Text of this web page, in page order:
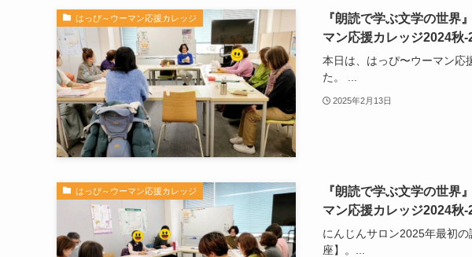
はっぴ～ウーマン応援カレッジ
『朗読で学ぶ文学の世界
マン応援カレッジ2024秋-
本日は、はっぴ〜ウーマン応
た。 ​...
2025年2月13日
はっぴ～ウーマン応援カレッジ
『朗読で学ぶ文学の世界
マン応援カレッジ2024秋-
にんじんサロン2025年最初
座】。...